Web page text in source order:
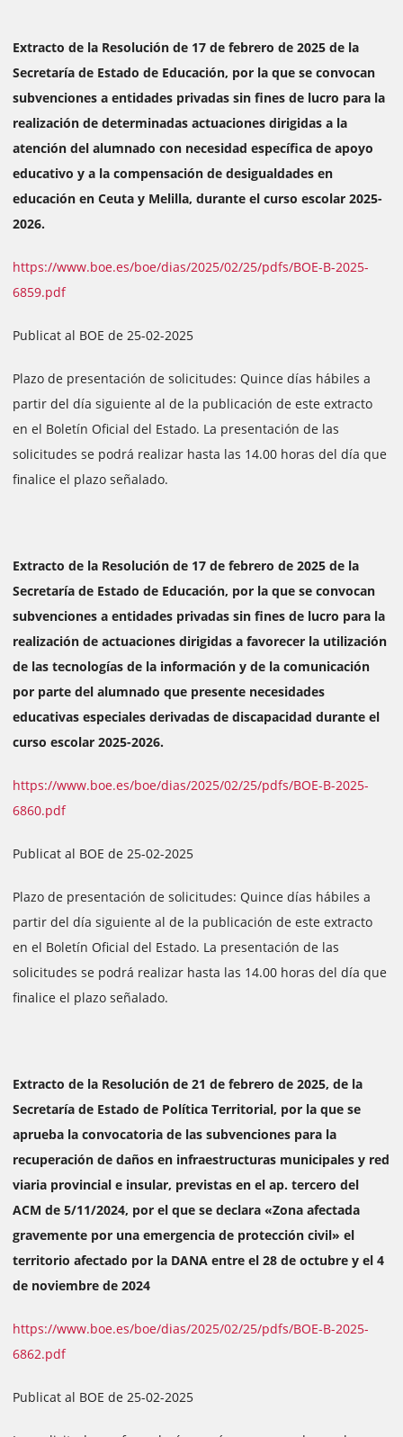
Extracto de la Resolución de 17 de febrero de 2025 de la
Secretaría de Estado de Educación, por la que se convocan
subvenciones a entidades privadas sin fines de lucro para la
realización de determinadas actuaciones dirigidas a la
atención del alumnado con necesidad específica de apoyo
educativo y a la compensación de desigualdades en
educación en Ceuta y Melilla, durante el curso escolar 2025-
2026.
https://www.boe.es/boe/dias/2025/02/25/pdfs/BOE-B-2025-
6859.pdf
Publicat al BOE de 25-02-2025
Plazo de presentación de solicitudes: Quince días hábiles a
partir del día siguiente al de la publicación de este extracto
en el Boletín Oficial del Estado. La presentación de las
solicitudes se podrá realizar hasta las 14.00 horas del día que
finalice el plazo señalado.
Extracto de la Resolución de 17 de febrero de 2025 de la
Secretaría de Estado de Educación, por la que se convocan
subvenciones a entidades privadas sin fines de lucro para la
realización de actuaciones dirigidas a favorecer la utilización
de las tecnologías de la información y de la comunicación
por parte del alumnado que presente necesidades
educativas especiales derivadas de discapacidad durante el
curso escolar 2025-2026.
https://www.boe.es/boe/dias/2025/02/25/pdfs/BOE-B-2025-
6860.pdf
Publicat al BOE de 25-02-2025
Plazo de presentación de solicitudes: Quince días hábiles a
partir del día siguiente al de la publicación de este extracto
en el Boletín Oficial del Estado. La presentación de las
solicitudes se podrá realizar hasta las 14.00 horas del día que
finalice el plazo señalado.
Extracto de la Resolución de 21 de febrero de 2025, de la
Secretaría de Estado de Política Territorial, por la que se
aprueba la convocatoria de las subvenciones para la
recuperación de daños en infraestructuras municipales y red
viaria provincial e insular, previstas en el ap. tercero del
ACM de 5/11/2024, por el que se declara «Zona afectada
gravemente por una emergencia de protección civil» el
territorio afectado por la DANA entre el 28 de octubre y el 4
de noviembre de 2024
https://www.boe.es/boe/dias/2025/02/25/pdfs/BOE-B-2025-
6862.pdf
Publicat al BOE de 25-02-2025